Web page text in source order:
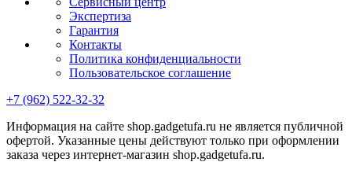
Экспертиза
Гарантия
Контакты
Политика конфиденциальности
Пользовательское соглашение
+7 (962) 522-32-32
Информация на сайте shop.gadgetufa.ru не является публичной
офертой. Указанные цены действуют только при оформлении
заказа через интернет-магазин shop.gadgetufa.ru.